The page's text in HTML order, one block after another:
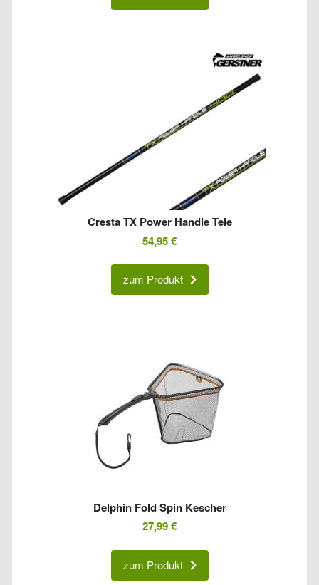
Cresta TX Power Handle Tele
54,95€
zum Produkt
Delphin Fold Spin Kescher
27,99€
zum Produkt